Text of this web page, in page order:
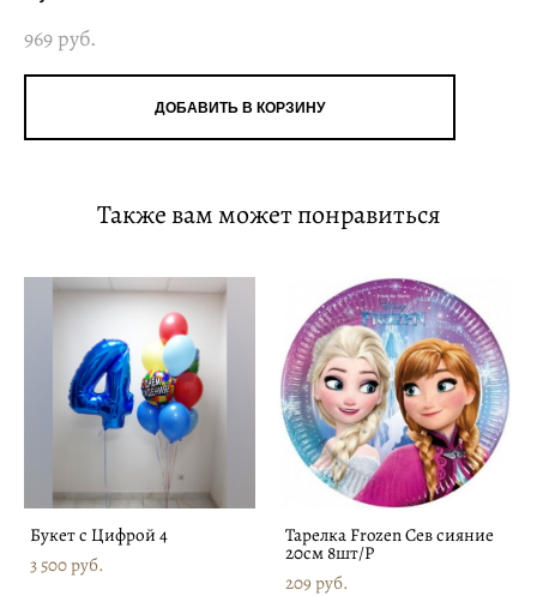
969 pуб.
ДОБАВИТЬ В КОРЗИНУ
Также вам может понравиться
Букет с Цифрой 4
3 500 pуб.
Тарелка Frozen Сев сияние
20см 8шт/Р
209 pуб.